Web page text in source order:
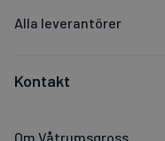
Alla leverantörer
Kontakt
Om Våtrumsgross